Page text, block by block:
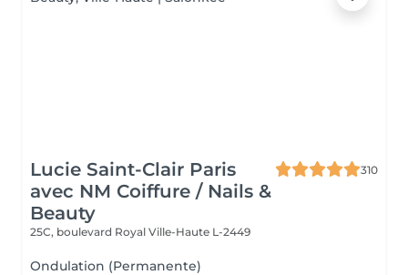
Lucie Saint-Clair Paris
avec NM Coiffure / Nails &
Beauty
310
25C, boulevard Royal Ville-Haute L-2449
Ondulation (Permanente)